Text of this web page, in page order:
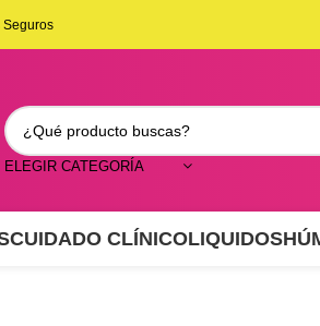
ELEGIR CATEGORÍA
CUIDADO CLÍNICOLIQUIDOS